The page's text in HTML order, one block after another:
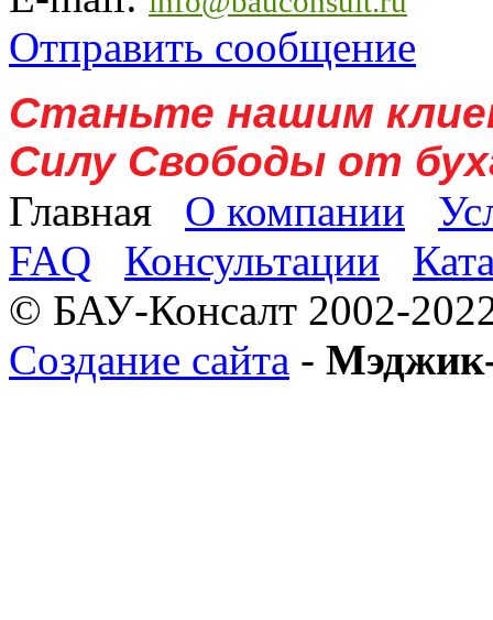
Отправить сообщение
Станьте нашим
Силу Свободы от
Главная
О компании
FAQ
Консультации
© БАУ-Консалт 2002-
Создание сайта -